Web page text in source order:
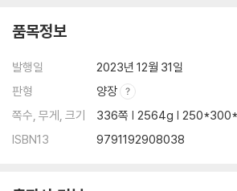
202 / 세포벽 204 / 현미경 속으로: 식물을 지탱
6
번식하기
사보타주 세포 220 / 집중 조명: 코로나바이러스
품목정보
발행일
2023년 12월 31일
판형
양장
쪽수, 무게, 크기
336쪽 | 2564g |
ISBN13
9791192908038